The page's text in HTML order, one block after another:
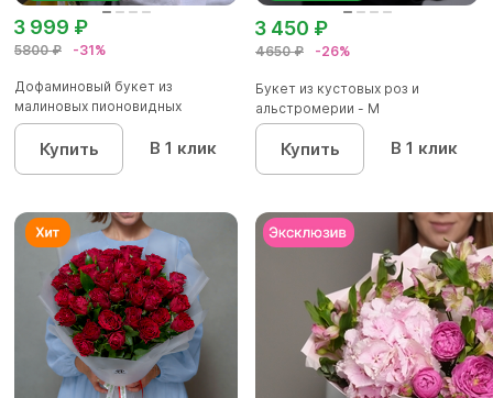
5800 ₽ -31%
3 999 ₽
Дофаминовый букет из
малиновых пионовидных
кустовых роз...
Купить В 1 клик
4650 ₽ -26%
3 450 ₽
Букет из кустовых роз и
альстромерии - М
Купить В 1 клик